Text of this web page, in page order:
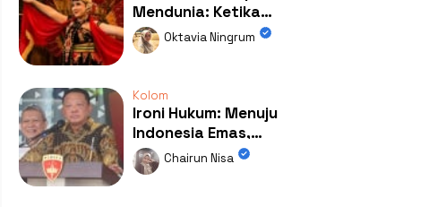
Mendunia: Ketika
Kolaborasi
Mengubah Wajah
Oktavia Ningrum
Kolom
Ironi Hukum: Menuju
Indonesia Emas,
Ternyata Emasnya
Ada di Rumah Febrie!
Chairun Nisa